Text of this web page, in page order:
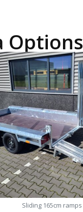
Options
Sliding 165cm ramps